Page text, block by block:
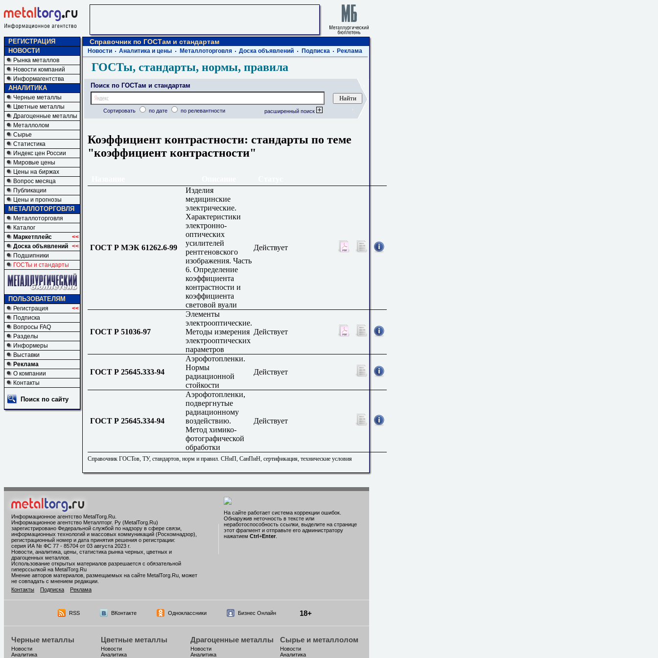
РЕГИСТРАЦИЯ
НОВОСТИ
Рынка металлов
Новости компаний
Информагентства
АНАЛИТИКА
Черные металлы
Цветные металлы
Драгоценные металлы
Металлолом
Сырье
Статистика
Индекс цен России
Мировые цены
Цены на биржах
Вопрос месяца
Публикации
Цены и прогнозы
МЕТАЛЛОТОРГОВЛЯ
Металлоторговля
Каталог
Маркетплейс
<<
Доска объявлений <<
Подшипники
ГОСТы и стандарты
ПОЛЬЗОВАТЕЛЯМ
Регистрация
<<
Подписка
Вопросы FAQ
Разделы
Информеры
Выставки
Реклама
О компании
Контакты
Поиск по сайту
Справочник по ГОСТам и стандартам
Новости Аналитика и цены Металлоторговля Доска объявлений Подписка Реклама
ГОСТы, стандарты, нормы, правила
Поиск по ГОСТам и стандартам
Сортировать по дате по релевантности расширенный поиск
Коэффициент контрастности: стандарты по теме
"коэффициент контрастности"
ГОСТ Р МЭК 61262.6-99
Изделия
медицинские
электрические.
Характеристики
электронно-
оптических
усилителей
рентгеновского
изображения. Часть
6. Определение
коэффициента
контрастности и
коэффициента
световой вуали
Действует
ГОСТ Р 51036-97
Элементы
электрооптические.
Методы измерения
электрооптических
параметров
Действует
ГОСТ Р 25645.333-94
Аэрофотопленки.
Нормы
радиационной
стойкости
Действует
ГОСТ Р 25645.334-94
Аэрофотопленки,
подвергнутые
радиационному
воздействию.
Метод химико-
фотографической
обработки
Действует
Справочник ГОСТов, ТУ, стандартов, норм и правил. СНиП, СанПиН, сертификация, технические условия
Информационное агентство MetalTorg.Ru
Информационное агентство Металлторг. Ру (MetalTorg.Ru)
зарегистрировано Федеральной службой по надзору в сфере связи,
информационных технологий и массовых коммуникаций (Роскомнадзор),
регистрационный номер и дата принятия решения о регистрации:
серия ИА № ФС 77 - 85704 от 03 августа 2023 г.
Новости, аналитика, цены, статистика рынка черных, цветных и
драгоценных металлов.
Использование открытых материалов разрешается с обязательной
гиперссылкой на MetalTorg.Ru
Мнение авторов материалов, размещаемых на сайте MetalTorg.Ru, может
не совпадать с мнением редакции.
Контакты
Подписка Реклама
На сайте работает система коррекции ошибок.
Обнаружив неточность в тексте или
неработоспособность ссылки, выделите на странице
этот фрагмент и отправьте его администратору
нажатием Ctrl+Enter
RSS ВКонтакте Одноклассники Бизнес Онлайн 18+
Черные металлы
Новости
Аналитика
Цветные металлы
Новости
Аналитика
Драгоценные металлы
Новости
Аналитика
Сырье и металлолом
Новости
Аналитика